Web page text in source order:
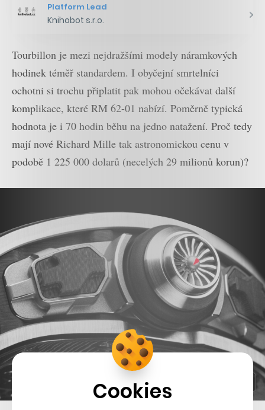
Platform Lead
Knihobot s.r.o.
Tourbillon je mezi nejdražšími modely náramkových
hodinek téměř standardem. I obyčejní smrtelníci
ochotni si trochu připlatit pak mohou očekávat další
komplikace, které RM 62-01 nabízí. Poměrně typická
hodnota je i 70 hodin běhu na jedno natažení. Proč tedy
mají nové Richard Mille tak astronomickou cenu v
podobě 1 225 000 dolarů (necelých 29 milionů korun)?
Cookies